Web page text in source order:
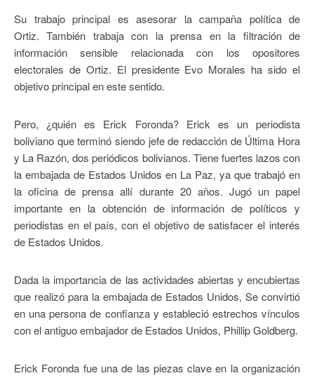
Su trabajo principal es asesorar la campaña política de
Ortiz. También trabaja con la prensa en la filtración de
información sensible relacionada con los opositores
electorales de Ortiz. El presidente Evo Morales ha sido el
objetivo principal en este sentido.
Pero, ¿quién es Erick Foronda? Erick es un periodista
boliviano que terminó siendo jefe de redacción de Última Hora
y La Razón, dos periódicos bolivianos. Tiene fuertes lazos con
la embajada de Estados Unidos en La Paz, ya que trabajó en
la oficina de prensa allí durante 20 años. Jugó un papel
importante en la obtención de información de políticos y
periodistas en el país, con el objetivo de satisfacer el interés
de Estados Unidos.
Dada la importancia de las actividades abiertas y encubiertas
que realizó para la embajada de Estados Unidos, Se convirtió
en una persona de confianza y estableció estrechos vínculos
con el antiguo embajador de Estados Unidos, Phillip Goldberg.
Erick Foronda fue una de las piezas clave en la organización